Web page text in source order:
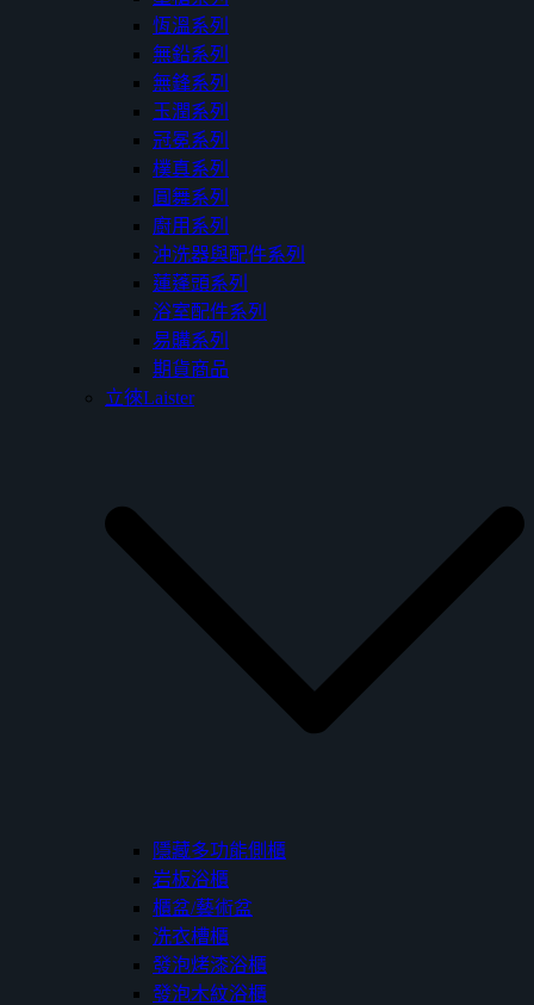
恆溫系列
無鉛系列
無鋒系列
玉潤系列
冠冕系列
樸真系列
圓舞系列
廚用系列
沖洗器與配件系列
蓮蓬頭系列
浴室配件系列
易購系列
期貨商品
立徠Laister
隱藏多功能側櫃
岩板浴櫃
櫃盆/藝術盆
洗衣槽櫃
發泡烤漆浴櫃
發泡木紋浴櫃